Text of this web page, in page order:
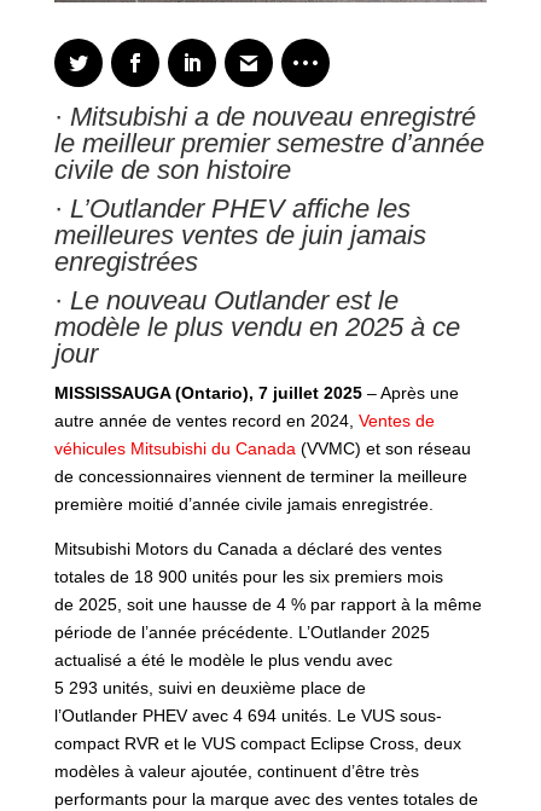
· Mitsubishi a de nouveau enregistré
le meilleur premier semestre d’année
civile de son histoire
· L’Outlander PHEV affiche les
meilleures ventes de juin jamais
enregistrées
· Le nouveau Outlander est le
modèle le plus vendu en 2025 à ce
jour
MISSISSAUGA (Ontario), 7 juillet 2025– Après une
autre année de ventes record en 2024, Ventes de
véhicules Mitsubishi du Canada (VVMC) et son réseau
de concessionnaires viennent de terminer la meilleure
première moitié d’année civile jamais enregistrée.
Mitsubishi Motors du Canada a déclaré des ventes
totales de 18 900 unités pour les six premiers mois
de 2025, soit une hausse de 4 % par rapport à la même
période de l’année précédente. L’Outlander 2025
actualisé a été le modèle le plus vendu avec
5 293 unités, suivi en deuxième place de
l’Outlander PHEV avec 4 694 unités. Le VUS sous-
compact RVR et le VUS compact Eclipse Cross, deux
modèles à valeur ajoutée, continuent d’être très
performants pour la marque avec des ventes totales de